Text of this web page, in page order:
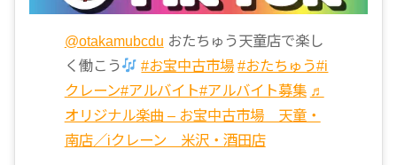
@otakamubcdu おたちゅう天童店で楽し
く働こう
#お宝中古市場 #おたちゅう#i
クレーン#アルバイト#アルバイト募集 ♬
オリジナル楽曲 – お宝中古市場 天童・
南店／iクレーン 米沢・酒田店